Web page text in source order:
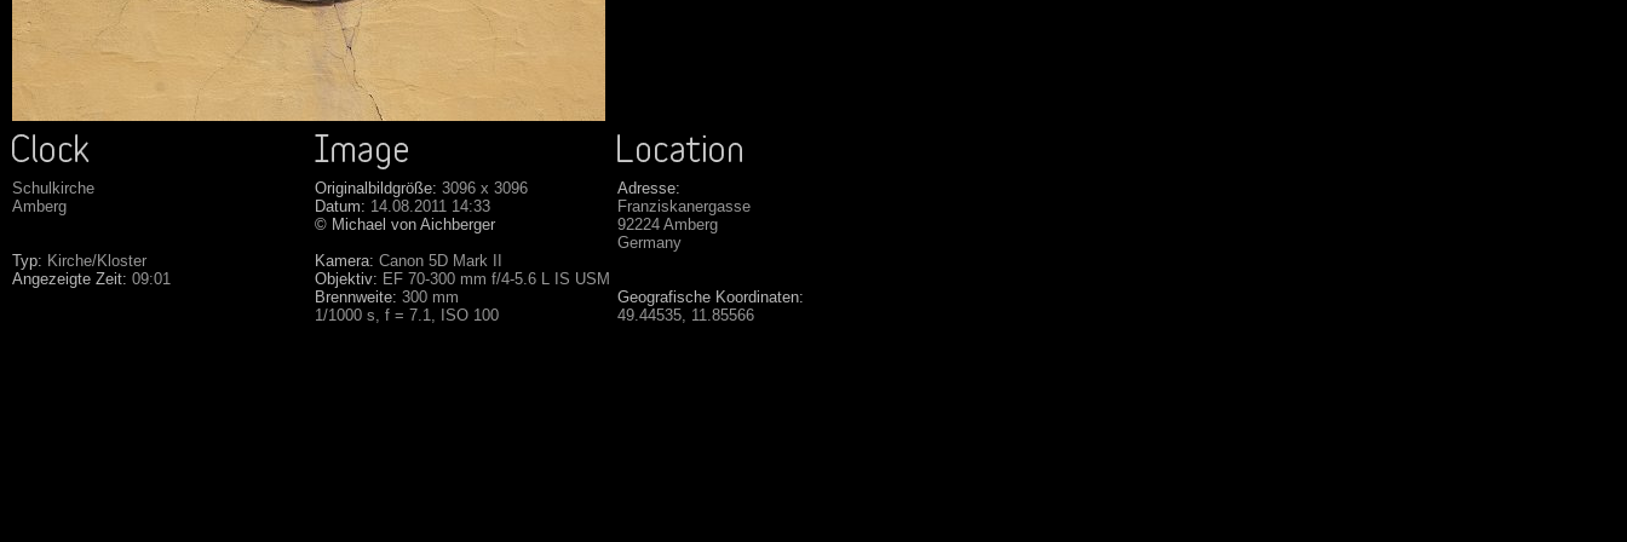
Schulkirche
Amberg
Typ: Kirche/Kloster
Angezeigte Zeit: 09:01
Originalbildgröße: 3096 x 3096
Datum: 14.08.2011 14:33
© Michael von Aichberger
Kamera: Canon 5D Mark II
Objektiv: EF 70-300 mm f/4-5.6 L IS USM
Brennweite: 300 mm
1/1000 s, f = 7.1, ISO 100
Adresse:
Franziskanergasse
92224 Amberg
Germany
Geografische Koordinaten:
49.44535, 11.85566